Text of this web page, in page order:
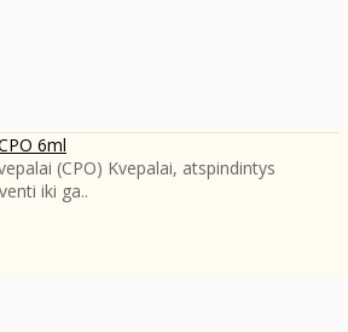
6ml
(CPO) Kvepalai, atspindintys
iki ga..